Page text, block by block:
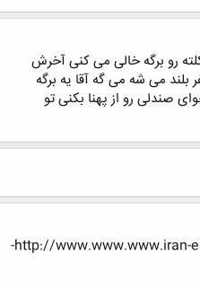
رو برگه خالی می کنی آخرش
می شه می گه آقا یه برگه
صندلی رو از پهنا بکنی تو
http://www.www.www.iran-eng.ir/showthread.php/445655-